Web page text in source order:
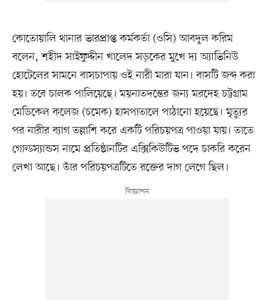
কোতোয়ালি থানার ভারপ্রাপ্ত কর্মকর্তা (ওসি) আবদুল করিম
বলেন, শহীদ সাইফুদ্দীন খালেদ সড়কের মুখে দ্য অ্যাভিনিউ
হোটেলের সামনে বাসচাপায় ওই নারী মারা যান। বাসটি জব্দ করা
হয়। তবে চালক পালিয়েছে। ময়নাতদন্তের জন্য মরদেহ চট্টগ্রাম
মেডিকেল কলেজ (চমেক) হাসপাতালে পাঠানো হয়েছে। মৃত্যুর
পর নারীর ব্যাগ তল্লাশি করে একটি পরিচয়পত্র পাওয়া যায়। তাতে
গোল্ডস্যান্ডস নামে প্রতিষ্ঠানটির এক্সিকিউটিভ পদে চাকরি করেন
লেখা আছে। তাঁর পরিচয়পত্রটিতে রক্তের দাগ লেগে ছিল।